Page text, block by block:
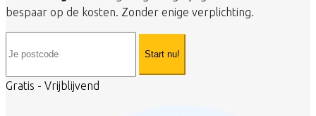
bespaar op de kosten. Zonder enige verplichting.
Start nu!
Gratis - Vrijblijvend